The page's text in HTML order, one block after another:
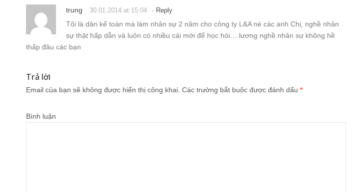
trung 30.01.2014 at 15:04 - Reply
Tôi là dân kế toán mà làm nhân sự 2 năm cho công ty L&A nè các anh Chị, nghề nhân
sự thật hấp dẫn và luôn có nhiều cái mới để học hỏi….lương nghề nhân sự không hề
thấp đâu các bạn
Trả lời
Email của bạn sẽ không được hiển thị công khai. Các trường bắt buộc được đánh dấu *
Bình luận